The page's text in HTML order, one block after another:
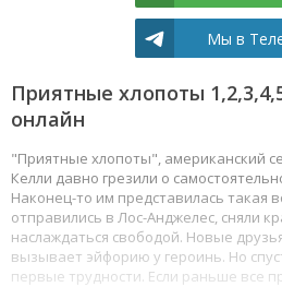
Приятные хлопоты
онлайн
"Приятные хлопоты", американский
Келли давно грезили о
Наконец-то им представилась такая
отправились в Лос-Анджелес, сняли
наслаждаться свободой. Новые
вызывает эйфорию у героинь. Но
первые трудности. Если раньше все
Мы в